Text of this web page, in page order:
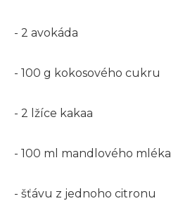
- 2 avokáda
- 100 g kokosového cukru
- 2 lžíce kakaa
- 100 ml mandlového mléka
- šťávu z jednoho citronu